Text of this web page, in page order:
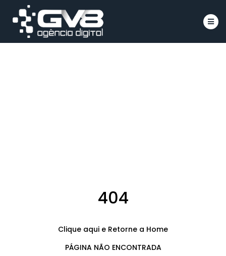
404
Clique aqui e Retorne a Home
PÁGINA NÃO ENCONTRADA